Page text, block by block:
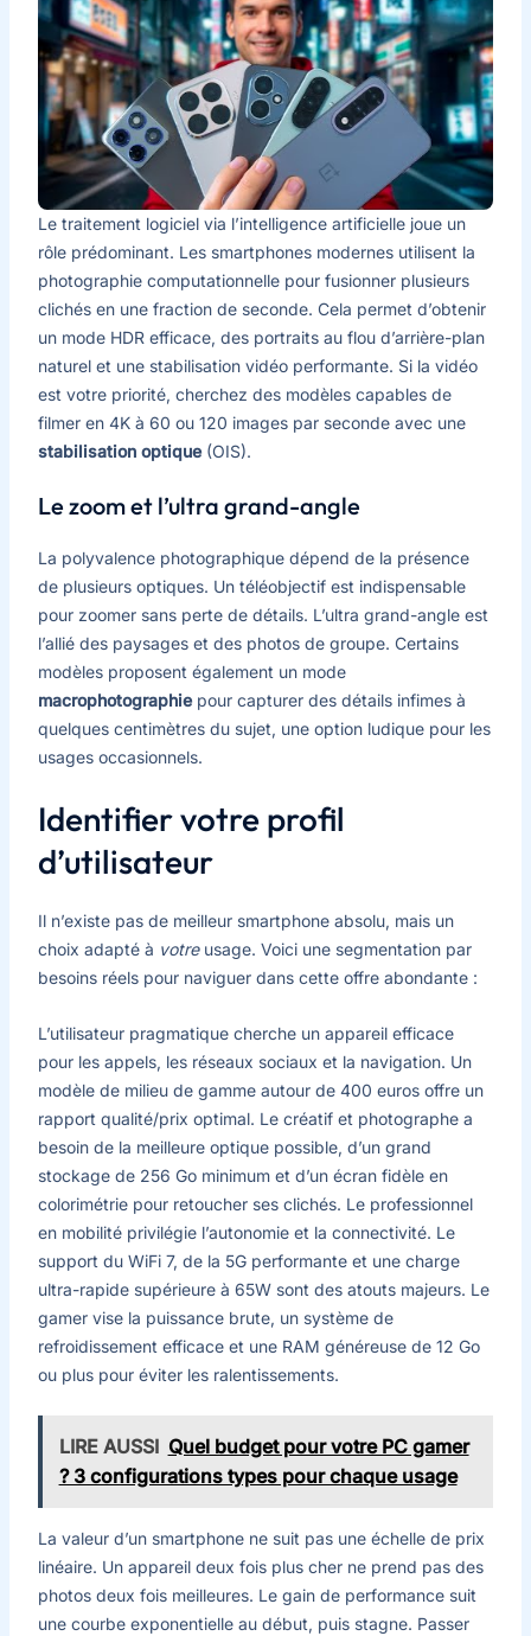
Le traitement logiciel via l’intelligence artificielle joue un
rôle prédominant. Les smartphones modernes utilisent la
photographie computationnelle pour fusionner plusieurs
clichés en une fraction de seconde. Cela permet d’obtenir
un mode HDR efficace, des portraits au flou d’arrière-plan
naturel et une stabilisation vidéo performante. Si la vidéo
est votre priorité, cherchez des modèles capables de
filmer en 4K à 60 ou 120 images par seconde avec une
stabilisation optique(OIS).
Le zoom et l’ultra grand-angle
La polyvalence photographique dépend de la présence
de plusieurs optiques. Un téléobjectif est indispensable
pour zoomer sans perte de détails. L’ultra grand-angle est
l’allié des paysages et des photos de groupe. Certains
modèles proposent également un mode
macrophotographiepour capturer des détails infimes à
quelques centimètres du sujet, une option ludique pour les
usages occasionnels.
Identifier votre profil
d’utilisateur
Il n’existe pas de meilleur smartphone absolu, mais un
choix adapté à votreusage. Voici une segmentation par
besoins réels pour naviguer dans cette offre abondante :
L’utilisateur pragmatique cherche un appareil efficace
pour les appels, les réseaux sociaux et la navigation. Un
modèle de milieu de gamme autour de 400 euros offre un
rapport qualité/prix optimal. Le créatif et photographe a
besoin de la meilleure optique possible, d’un grand
stockage de 256 Go minimum et d’un écran fidèle en
colorimétrie pour retoucher ses clichés. Le professionnel
en mobilité privilégie l’autonomie et la connectivité. Le
support du WiFi 7, de la 5G performante et une charge
ultra-rapide supérieure à 65W sont des atouts majeurs. Le
gamer vise la puissance brute, un système de
refroidissement efficace et une RAM généreuse de 12 Go
ou plus pour éviter les ralentissements.
LIRE AUSSI Quel budget pour votre PC gamer
? 3 configurations types pour chaque usage
La valeur d’un smartphone ne suit pas une échelle de prix
linéaire. Un appareil deux fois plus cher ne prend pas des
photos deux fois meilleures. Le gain de performance suit
une courbe exponentielle au début, puis stagne. Passer